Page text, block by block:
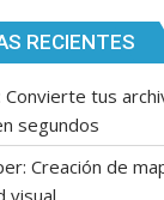
RECIENTES
Convierte tus
segundos
Creación de
visual